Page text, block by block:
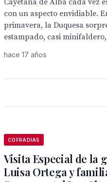
Cayetana de Alba cada vez
con un aspecto envidiable.
primavera, la Duquesa
estampado, casi
hace 17 años
COFRADIAS
Visita Especial de la
Luisa Ortega y